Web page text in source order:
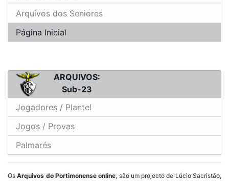
Arquivos dos Seniores
Página Inicial
ARQUIVOS:
Sub-23
Jogadores / Plantel
Jogos / Provas
Palmarés
OsArquivos do Portimonense online, são um projecto de Lúcio Sacristão,